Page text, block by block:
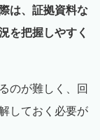
は、証拠資料な
を把握しやすく
のが難しく、回
しておく必要が